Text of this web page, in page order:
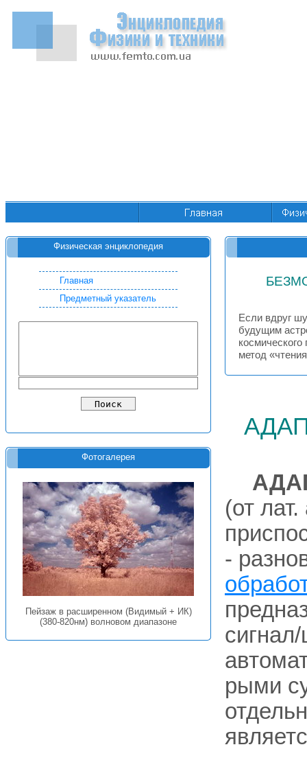
Физическая энциклопедия
Главная
Предметный указатель
Фотогалерея
Пейзаж в расширенном (Видимый + ИК)
(380-820нм) волновом диапазоне
Если вдруг
будущим
метод
(от
-
рыми